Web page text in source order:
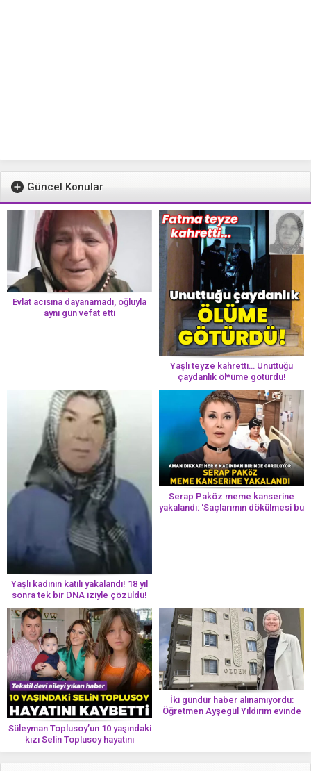
Güncel Konular
Evlat acısına dayanamadı, oğluyla
aynı gün vefat etti
Yaşlı teyze kahretti… Unuttuğu
çaydanlık öl*üme götürdü!
Yaşlı kadının katili yakalandı! 18 yıl
sonra tek bir DNA iziyle çözüldü!
Serap Paköz meme kanserine
yakalandı: ‘Saçlarımın dökülmesi bu
Süleyman Toplusoy’un 10 yaşındaki
kızı Selin Toplusoy hayatını
kaybetti! ‘Ah dünya güzeli melek’
İki gündür haber alınamıyordu:
Öğretmen Ayşegül Yıldırım evinde